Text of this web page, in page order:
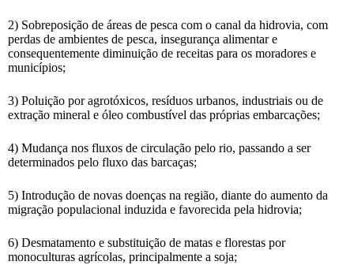
2) Sobreposição de áreas de pesca com o canal da hidrovia, com
perdas de ambientes de pesca, insegurança alimentar e
consequentemente diminuição de receitas para os moradores e
municípios;
3) Poluição por agrotóxicos, resíduos urbanos, industriais ou de
extração mineral e óleo combustível das próprias embarcações;
4) Mudança nos fluxos de circulação pelo rio, passando a ser
determinados pelo fluxo das barcaças;
5) Introdução de novas doenças na região, diante do aumento da
migração populacional induzida e favorecida pela hidrovia;
6) Desmatamento e substituição de matas e florestas por
monoculturas agrícolas, principalmente a soja;